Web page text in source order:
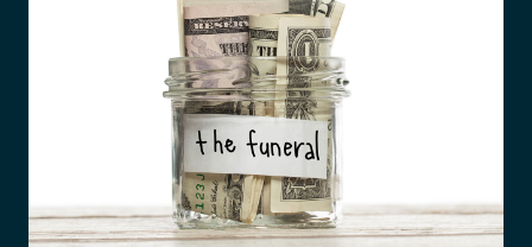
Det är ett hårt slag att förlora en närstående
familjemedlem, oavsett vad orsaken är. Hur
förberedda vi än tror att vi är, till exempel efter
en lång tids sjukdom hos den anhörige, så är det
överrumplande och chockartat.
Och mitt i sorgen är det ingen enkel sak att börja
tänka praktiskt.